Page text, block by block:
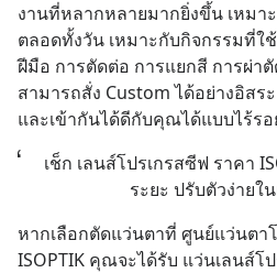
งานที่หลากหลายมากยิ่งขึ้น เหมา
ตลอดทั้งวัน เหมาะกับกิจกรรมที่ใ
ฝีมือ การตัดต่อ การแยกสี การผ่า
สามารถสั่ง Custom ได้อย่างอิสร
และเข้ากันได้ดีกับคุณได้แบบไร้ร
เช็ก เลนส์โปรเกรสซีฟ ราคา
ระยะ ปรับตัวง่ายใ
หากเลือกตัดแว่นตาที่ ศูนย์แว่นตา
ISOPTIK คุณจะได้รับ แว่นเลนส์